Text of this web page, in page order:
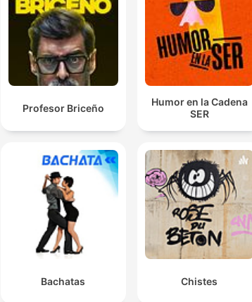
Profesor Briceño
Humor en la Cadena
SER
Bachatas Chistes